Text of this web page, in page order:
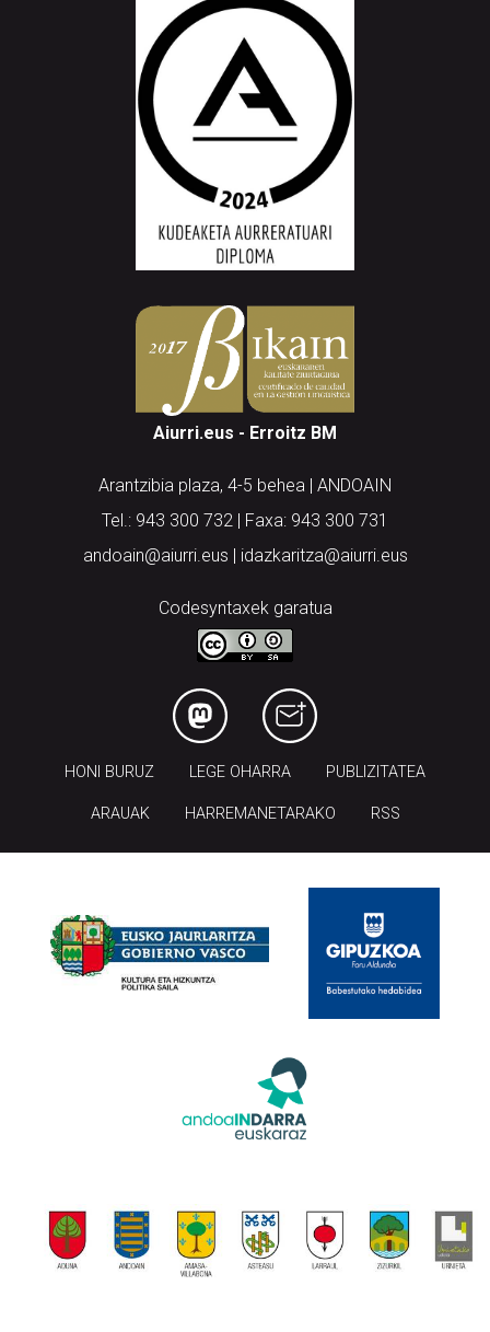
Aiurri.eus - Erroitz BM
Arantzibia plaza, 4-5 behea | ANDOAIN
Tel.: 943 300 732 | Faxa: 943 300 731
andoain@aiurri.eus | idazkaritza@aiurri.eus
Codesyntaxek garatua
HONI BURUZ LEGE OHARRA PUBLIZITATEA
ARAUAK HARREMANETARAKO RSS